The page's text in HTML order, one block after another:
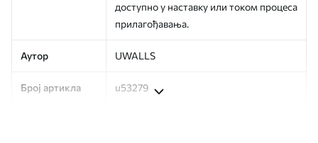
доступно у наставку или током процеса
прилагођавања.
Аутор UWALLS
Број артикла u53279